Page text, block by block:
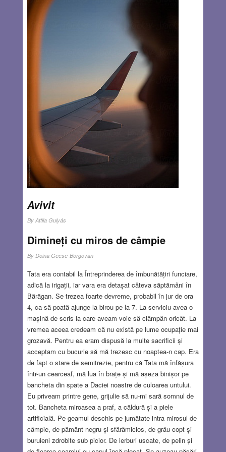
care sunt dureroase mai tot timpul. Balconul s-a umplut
din nou de apă, din cauza ploii abundente, plouă și în
mine. De trei ani nu mi-am mai văzut orașul natal, Cluj, din
cauza COVID-ului, nu m-am întâlnit cu prietenii și cu
singura mea verișoară. Sper că războiul nu mă va opri și
Avivit
By Attila Gulyás
Recent m-am întors dintr-o ședere de unsprezece zile în
Polonia, cu Hadassah Humanitarian Mission to Poland[1].
Avionul LOT era plin de refugiați în drum spre noul lor
ACASĂ. Lângă mine ședea o tânără foarte răcită, care
tușea aproape fără întrerupere. Nu o cunoșteam, nu știam
prin ce trecuse, mai ales că nu stătea împreună cu restul
grupului. Sincer să fiu… tusea ei m-a cam deranjat, mă
temeam să nu mă molipsesc. Abia mai târziu am observat
dosarul gros pe care îl ținea pe genunchi, protejându-l de
parcă viața ei era în joc. Când tânăra a deschis dosarul,
mi-am dat seama că era plin de documente care îi
dovedeau identitatea și originea, documente necesare
pentru obținerea cetățeniei. Toate erau scrise cu litere
chirilice.
Read more…
MAR 24, 2022 3 COMMENTS
Dimineți cu miros de câmpie
By Doina Gecse-Borgovan
Tata era contabil la Întreprinderea de îmbunătățiri funciare,
adică la irigații, iar vara era detașat câteva săptămâni în
Bărăgan. Se trezea foarte devreme, probabil în jur de ora
4, ca să poată ajunge la birou pe la 7. La serviciu avea o
mașină de scris la care aveam voie să clămpăn oricât. La
vremea aceea credeam că nu există pe lume ocupație mai
grozavă. Pentru ea eram dispusă la multe sacrificii și
acceptam cu bucurie să mă trezesc cu noaptea-n cap. Era
de fapt o stare de semitrezie, pentru că Tata mă înfășura
într-un cearceaf, mă lua în brațe și mă așeza binișor pe
bancheta din spate a Daciei noastre de culoarea untului.
Eu priveam printre gene, grijulie să nu-mi sară somnul de
tot. Bancheta miroasea a praf, a căldură și a piele
artificială. Pe geamul deschis pe jumătate intra mirosul de
câmpie, de pământ negru și sfărâmicios, de grâu copt și
buruieni zdrobite sub picior. De ierburi uscate, de pelin și